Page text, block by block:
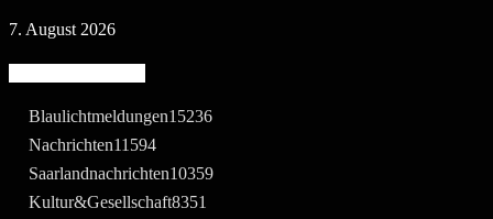
7. August 2026
Blaulichtmeldungen15236
Nachrichten11594
Saarlandnachrichten10359
Kultur&Gesellschaft8351